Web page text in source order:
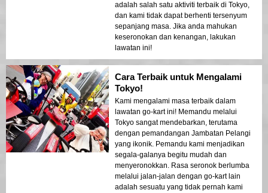
adalah salah satu aktiviti terbaik di Tokyo,
dan kami tidak dapat berhenti tersenyum
sepanjang masa. Jika anda mahukan
keseronokan dan kenangan, lakukan
lawatan ini!
Cara Terbaik untuk Mengalami
Tokyo!
Kami mengalami masa terbaik dalam
lawatan go-kart ini! Memandu melalui
Tokyo sangat mendebarkan, terutama
dengan pemandangan Jambatan Pelangi
yang ikonik. Pemandu kami menjadikan
segala-galanya begitu mudah dan
menyeronokkan. Rasa seronok berlumba
melalui jalan-jalan dengan go-kart lain
adalah sesuatu yang tidak pernah kami